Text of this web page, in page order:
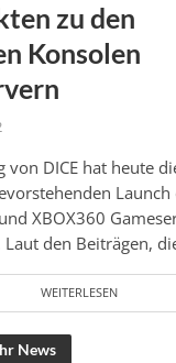
zu den
Konsolen
von DICE hat heute
Launch
XBOX360
den Beiträgen,
WEITERLESEN
News